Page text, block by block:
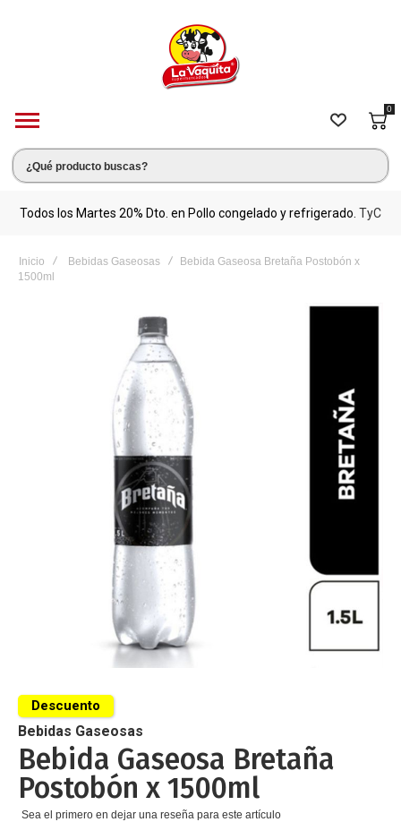
0
Todos los Martes 20% Dto. en Pollo congelado y refrigerado. TyC
Inicio Bebidas Gaseosas
Bebida Gaseosa Bretaña Postobón x
1500ml
al
comienzo
de
la
galería
de
imágenes
Bebidas Gaseosas
Bebida Gaseosa Bretaña
Postobón x 1500ml
Sea el primero en dejar una reseña para este artículo
Descuento